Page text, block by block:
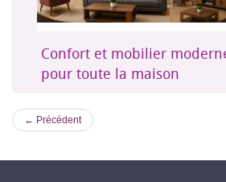
Confort et mobilier
pour toute la maison
← Précédent